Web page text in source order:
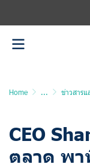
Home ... ข่าวสารแ
CEO
ตลาด พา